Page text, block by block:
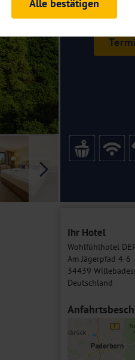
Ihr Hotel
Wohlfühlhotel
Am Jägerpfad 4-6
34439
Deutschland
und Analysen. Mithilfe
Auftritts ermitteln und
es zu einer Drittlands
Daten finden Sie in unseren
Alle bestätigen